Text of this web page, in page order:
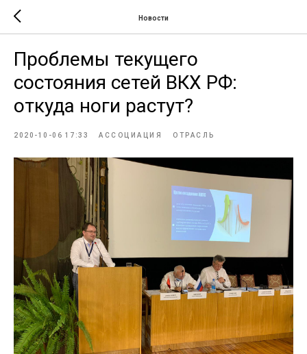
Новости
Проблемы текущего
состояния сетей ВКХ РФ:
откуда ноги растут?
2020-10-06 17:33 АССОЦИАЦИЯ ОТРАСЛЬ